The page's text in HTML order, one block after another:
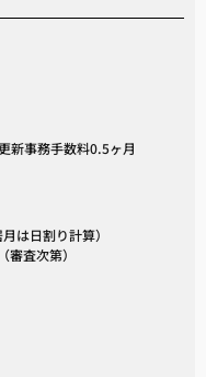
新事務手数料0.5ヶ月
は日割り計算）
査次第）